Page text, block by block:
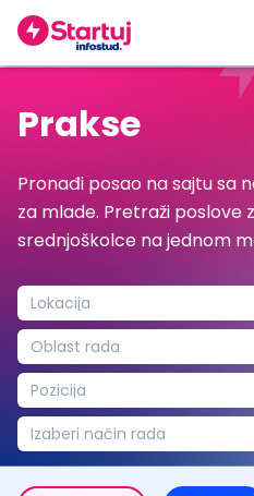
Prakse
Pronađi posao na sajtu sa
za mlade. Pretraži poslove
srednjoškolce na jednom
Lokacija
Oblast rada
Pozicija
Izaberi način rada